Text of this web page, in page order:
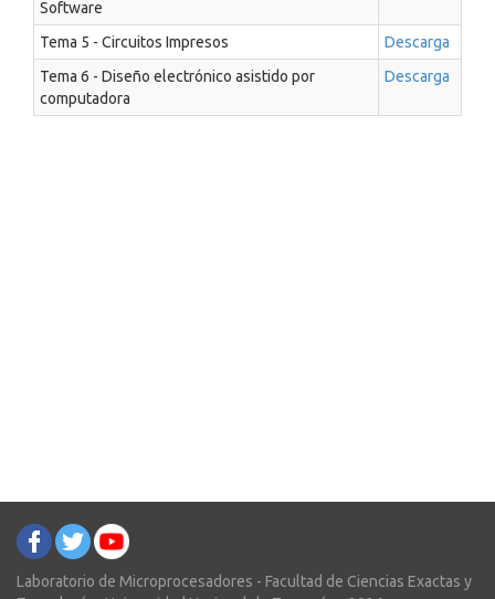
Software
Tema 5 - Circuitos Impresos
Descarga
Tema 6 - Diseño electrónico asistido por
computadora
Descarga
Laboratorio de Microprocesadores - Facultad de Ciencias Exactas y